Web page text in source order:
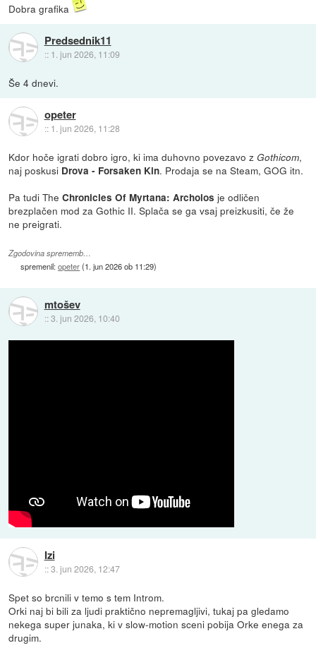
Dobra grafika
Predsednik11
:: 1. jun 2026, 11:09
Še 4 dnevi.
opeter
:: 1. jun 2026, 11:28
Kdor hoče igrati dobro igro, ki ima duhovno povezavo zGothicom,
naj poskusi Drova - Forsaken Kin. Prodaja se na Steam, GOG itn.
Pa tudi TheChronicles Of Myrtana: Archolos je odličen
brezplačen mod za Gothic II. Splača se ga vsaj preizkusiti, če že
ne preigrati.
Zgodovina sprememb…
spremenil:opeter(1. jun 2026 ob 11:29)
mtošev
::3. jun 2026, 10:40
Izi
::3. jun 2026, 12:47
Spet so brcnili v temo s tem Introm.
Orki naj bi bili za ljudi praktično nepremagljivi, tukaj pa gledamo
nekega super junaka, ki v slow-motion sceni pobija Orke enega za
drugim.